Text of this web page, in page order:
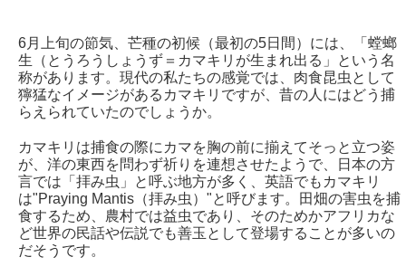
6月上旬の節気、芒種の初候（最初の5日間）には、「螳螂
生（とうろうしょうず＝カマキリが生まれ出る」という名
称があります。現代の私たちの感覚では、肉食昆虫として
獰猛なイメージがあるカマキリですが、昔の人にはどう捕
らえられていたのでしょうか。
カマキリは捕食の際にカマを胸の前に揃えてそっと立つ姿
が、洋の東西を問わず祈りを連想させたようで、日本の方
言では「拝み虫」と呼ぶ地方が多く、英語でもカマキリ
は"Praying Mantis（拝み虫）"と呼びます。田畑の害虫を捕
食するため、農村では益虫であり、そのためかアフリカな
ど世界の民話や伝説でも善玉として登場することが多いの
だそうです。